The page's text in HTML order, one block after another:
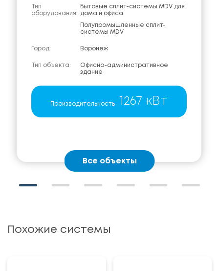
Тип
оборудования:
Бытовые сплит-системы MDV для
дома и офиса
Полупромышленные сплит-
системы MDV
Город: Воронеж
Тип объекта:
Офисно-административное
здание
Производительность 1267 кВт
Все объекты
Похожие системы